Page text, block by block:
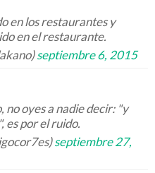
en los restaurantes y
en el restaurante.
septiembre 6, 2015
no oyes a nadie decir: "y
es por el ruido.
septiembre 27,